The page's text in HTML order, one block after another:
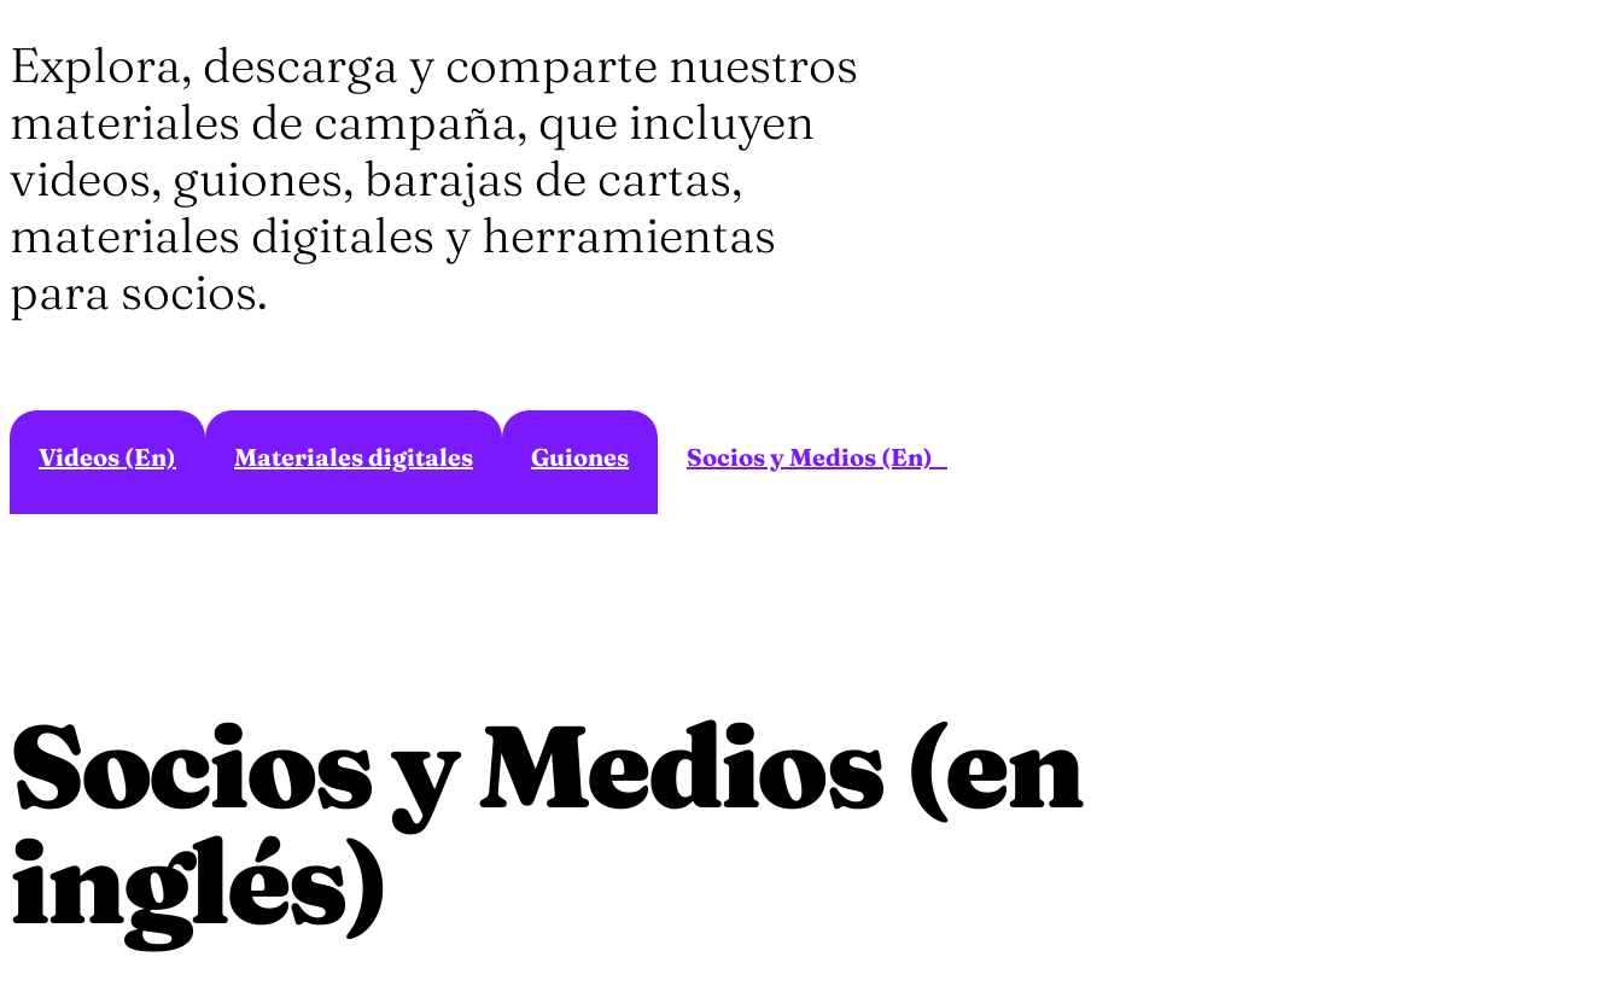
Explora, descarga y comparte nuestros
materiales de campaña, que incluyen
videos, guiones, barajas de cartas,
materiales digitales y herramientas
para socios.
Videos (En) Materiales digitales Guiones Socios y Medios (En)
Socios y Medios (en
inglés)